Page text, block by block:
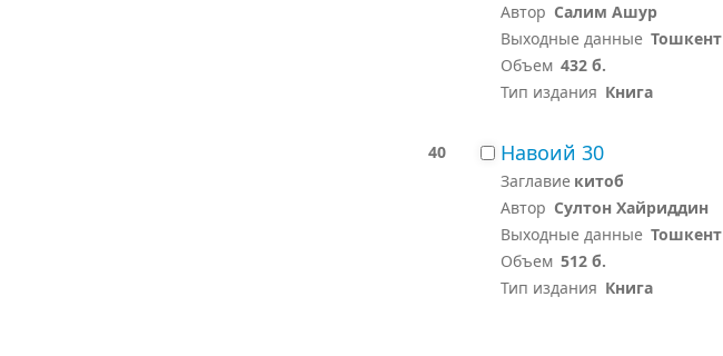
Автор Салим Ашур
Выходные данные Тошкент
Объем 432 б.
Тип издания Книга
40 Навоий 30
Заглавие китоб
Автор Султон Хайриддин
Выходные данные Тошкент
Объем 512 б.
Тип издания Книга